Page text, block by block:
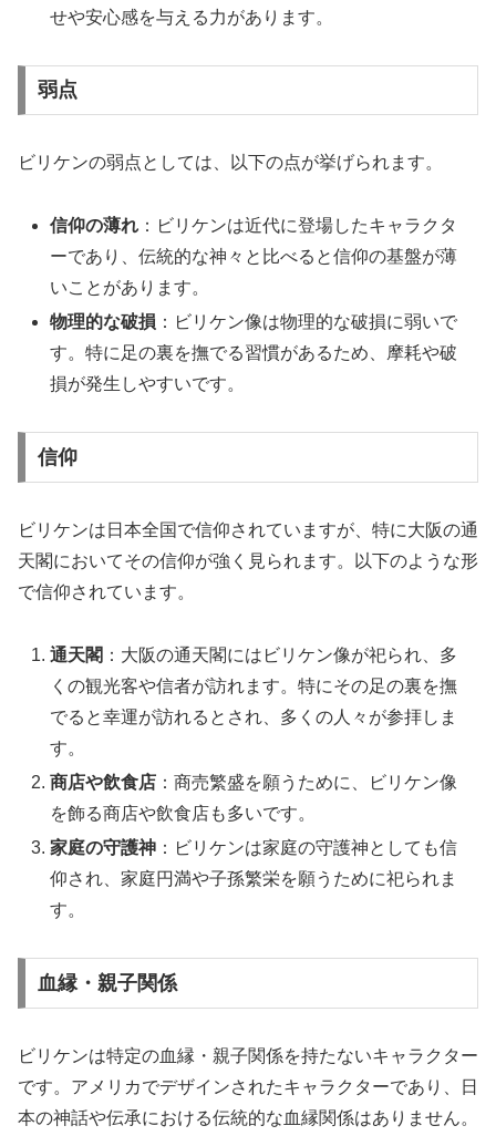
せや安心感を与える力があります。
弱点
ビリケンの弱点としては、以下の点が挙げられます。
信仰の薄れ ：ビリケンは近代に登場したキャラクタ
ーであり、伝統的な神々と比べると信仰の基盤が薄
いことがあります。
物理的な破損 ：ビリケン像は物理的な破損に弱いで
す。特に足の裏を撫でる習慣があるため、摩耗や破
損が発生しやすいです。
信仰
ビリケンは日本全国で信仰されていますが、特に大阪の通
天閣においてその信仰が強く見られます。以下のような形
で信仰されています。
通天閣 ：大阪の通天閣にはビリケン像が祀られ、多
くの観光客や信者が訪れます。特にその足の裏を撫
でると幸運が訪れるとされ、多くの人々が参拝しま
す。
商店や飲食店 ：商売繁盛を願うために、ビリケン像
を飾る商店や飲食店も多いです。
家庭の守護神 ：ビリケンは家庭の守護神としても信
仰され、家庭円満や子孫繁栄を願うために祀られま
す。
血縁・親子関係
ビリケンは特定の血縁・親子関係を持たないキャラクター
です。アメリカでデザインされたキャラクターであり、日
本の神話や伝承における伝統的な血縁関係はありません。